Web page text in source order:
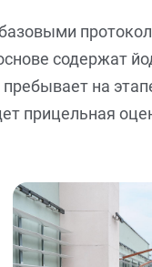
содержат
на
прицельная